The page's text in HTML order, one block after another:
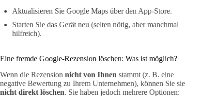
Aktualisieren Sie Google Maps über den App-Store.
Starten Sie das Gerät neu (selten nötig, aber manchmal
hilfreich).
Eine fremde Google-Rezension löschen: Was ist möglich?
Wenn die Rezension nicht von Ihnen stammt (z. B. eine
negative Bewertung zu Ihrem Unternehmen), können Sie sie
nicht direkt löschen. Sie haben jedoch mehrere Optionen: